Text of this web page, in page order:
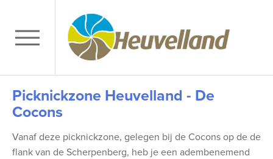
Picknickzone Heuvelland - De
Cocons
Vanaf deze picknickzone, gelegen bij de Cocons op de de
flank van de Scherpenberg, heb je een adembenemend